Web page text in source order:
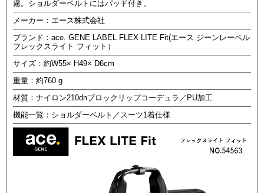
慮。ショルダーベルトにはパッド付き。
メーカー：エース株式会社
ブランド：ace. GENE LABEL FLEX LITE Fit(エース ジーンレーベル
フレックスライト フィット）
サイズ：約W55× H49× D6cm
重量：約760 g
材質：ナイロン210dnブロックリップコーデュラ／PU加工
機能一覧：ショルダーベルト／スーツ1着仕様